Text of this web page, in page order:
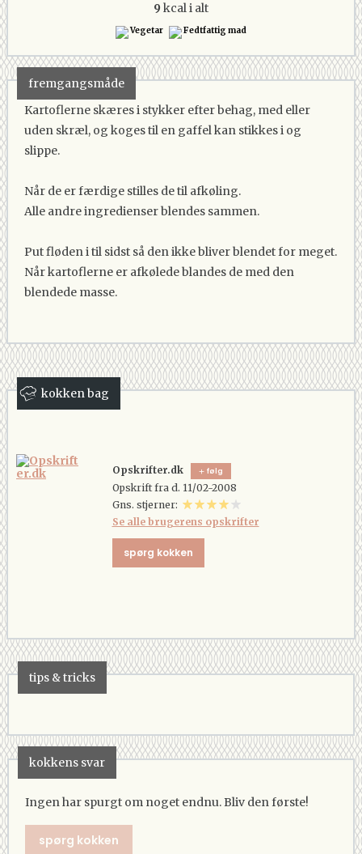
9kcal i alt
Vegetar Fedtfattig mad
fremgangsmåde
Kartoflerne skæres i stykker efter behag, med eller
uden skræl, og koges til en gaffel kan stikkes i og
slippe.
Når de er færdige stilles de til afkøling.
Alle andre ingredienser blendes sammen.
Put fløden i til sidst så den ikke bliver blendet for meget.
Når kartoflerne er afkølede blandes de med den
blendede masse.
kokken bag
Opskrifter.dk følg
Opskrift fra d. 11/02-2008
Gns. stjerner:
Se alle brugerens opskrifter
spørg kokken
tips & tricks
kokkens svar
Ingen har spurgt om noget endnu. Bliv den første!
spørg kokken